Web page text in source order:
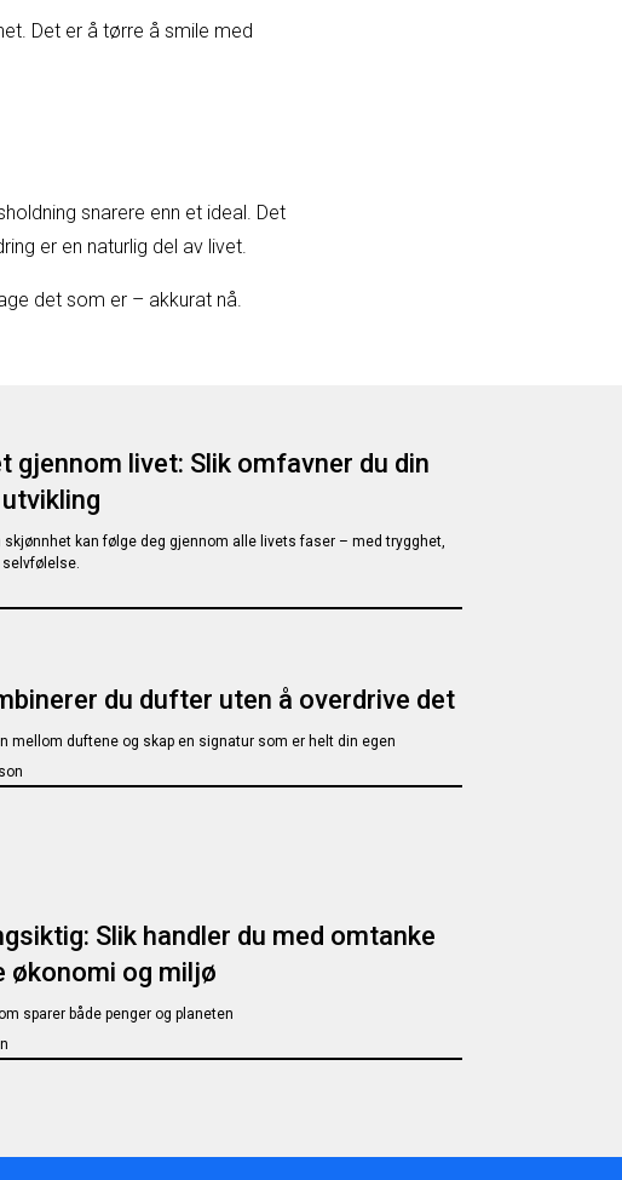
Det er å tørre å smile med
snarere enn et ideal. Det
er en naturlig del av livet.
det som er – akkurat nå.
gjennom livet: Slik omfavner du din
skjønnhet kan følge deg gjennom alle livets faser – med trygghet,
selvfølelse.
du dufter uten å overdrive det
mellom duftene og skap en signatur som er helt din egen
Slik handler du med omtanke
økonomi og miljø
sparer både penger og planeten